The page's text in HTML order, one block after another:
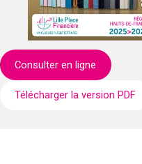
Consulter en ligne
Télécharger la version PDF